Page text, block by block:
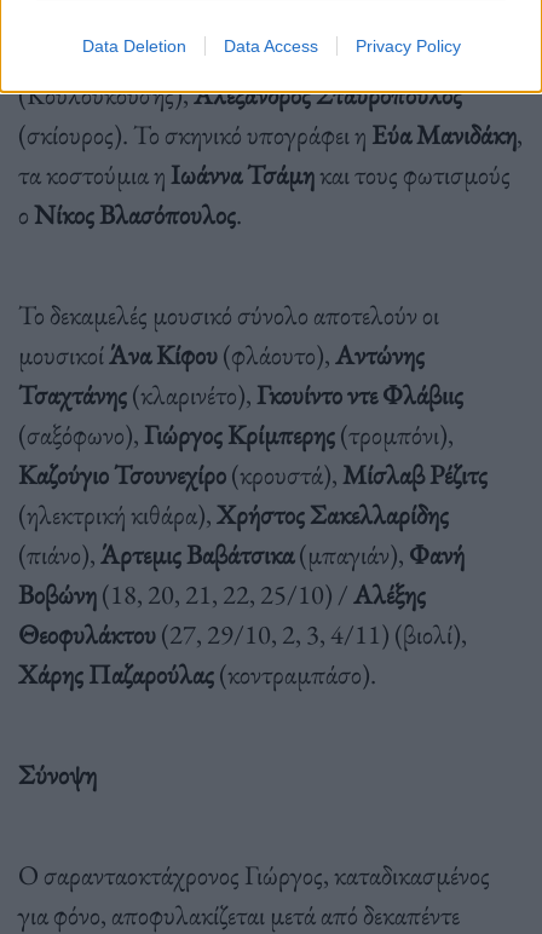
Data Deletion Data Access Privacy Policy
(ντραγκ περφόρμερ),Γιώργος Ρούπας
(Κουλουκούσης),Αλέξανδρος Σταυρόπουλος
(σκίουρος). Το σκηνικό υπογράφει η Εύα Μανιδάκη,
τα κοστούμια ηΙωάννα Τσάμηκαι τους φωτισμούς
οΝίκος Βλασόπουλος.
Το δεκαμελές μουσικό σύνολο αποτελούν οι
μουσικοίΆνα Κίφου(φλάουτο),Αντώνης
Τσαχτάνης(κλαρινέτο),Γκουίντο ντε Φλάβιις
(σαξόφωνο),Γιώργος Κρίμπερης(τρομπόνι),
Καζούγιο Τσουνεχίρο(κρουστά),Μίσλαβ Ρέζιτς
(ηλεκτρική κιθάρα),Χρήστος Σακελλαρίδης
(πιάνο),Άρτεμις Βαβάτσικα(μπαγιάν), Φανή
Βοβώνη(18, 20, 21, 22, 25/10) /Αλέξης
Θεοφυλάκτου(27, 29/10, 2, 3, 4/11) (βιολί),
Χάρης Παζαρούλας(κοντραμπάσο).
Σύνοψη
Ο σαρανταοκτάχρονος Γιώργος, καταδικασμένος
για φόνο, αποφυλακίζεται μετά από δεκαπέντε